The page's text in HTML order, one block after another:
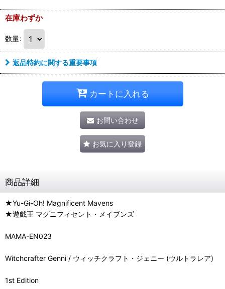
在庫わずか
数量:
返品特約に関する重要事項
カートに入れる
お問い合わせ
お気に入り登録
商品詳細
★Yu-Gi-Oh! Magnificent Mavens
★遊戯王 マグニフィセント・メイブンズ
MAMA-EN023
Witchcrafter Genni / ウィッチクラフト・ジェニー (ウルトラレア)
1st Edition